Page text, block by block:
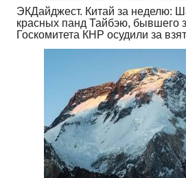
ЭКДайджест. Китай за неделю:
красных панд Тайбэю, бывшего
Госкомитета КНР осудили за